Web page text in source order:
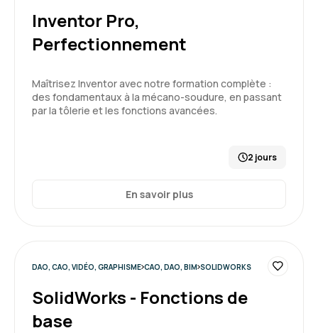
Inventor Pro,
Perfectionnement
Maîtrisez Inventor avec notre formation complète :
des fondamentaux à la mécano-soudure, en passant
par la tôlerie et les fonctions avancées.
2 jours
En savoir plus
DAO, CAO, VIDÉO, GRAPHISME CAO, DAO, BIM SOLIDWORKS
SolidWorks - Fonctions de
base